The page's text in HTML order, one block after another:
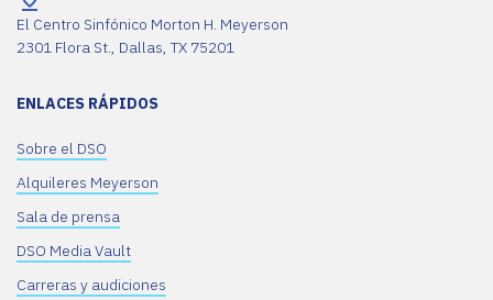
El Centro Sinfónico Morton H. Meyerson
2301 Flora St., Dallas, TX 75201
ENLACES RÁPIDOS
Sobre el DSO
Alquileres Meyerson
Sala de prensa
DSO Media Vault
Carreras y audiciones